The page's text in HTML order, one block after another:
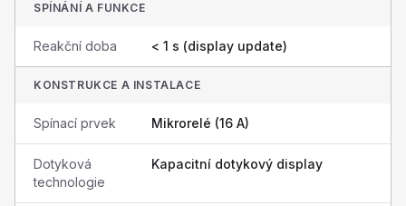
SPÍNÁNÍ A FUNKCE
Reakční doba < 1 s (display update)
KONSTRUKCE A INSTALACE
Spínací prvek Mikrorelé (16 A)
Dotyková
technologie
Kapacitní dotykový display